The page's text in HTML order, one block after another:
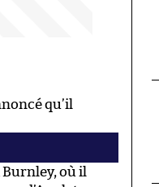
qu’il
Burnley, où il